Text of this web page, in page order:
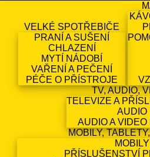
VELKÉ SPOTŘEBIČE
PRANÍ A SUŠENÍ
CHLAZENÍ
MYTÍ NÁDOBÍ
VAŘENÍ A PEČENÍ
PÉČE O PŘÍSTROJE
TV, AUDIO,
TELEVIZE A
AUDIO
AUDIO A VIDEO
MOBILY,
MOBILY
PŘÍSLUŠENSTVÍ